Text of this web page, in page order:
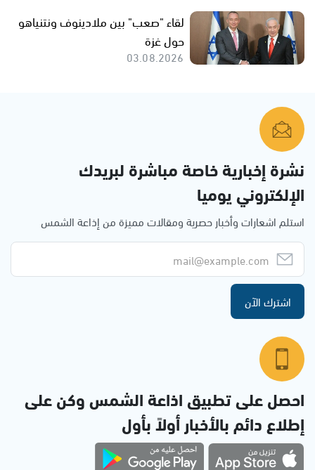
لقاء "صعب" بين ملادينوف ونتنياهو
حول غزة
03.08.2026
نشرة إخبارية خاصة مباشرة لبريدك
الإلكتروني يوميا
استلم اشعارات وأخبار حصرية ومقالات مميزة من إذاعة الشمس
اشترك الآن
احصل على تطبيق اذاعة الشمس وكن على
إطلاع دائم بالأخبار أولاً بأول